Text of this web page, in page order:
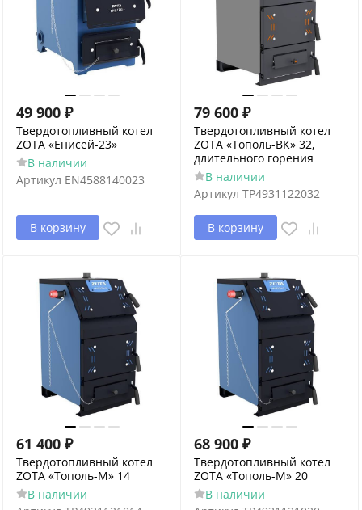
49 900 ₽
Твердотопливный котел
ZOTA «Енисей-23»
В наличии
Артикул EN4588140023
В корзину
79 600 ₽
Твердотопливный котел
ZOTA «Тополь-ВК» 32,
длительного горения
В наличии
Артикул TP4931122032
В корзину
61 400 ₽
Твердотопливный котел
ZOTA «Тополь-М» 14
В наличии
68 900 ₽
Твердотопливный котел
ZOTA «Тополь-М» 20
В наличии